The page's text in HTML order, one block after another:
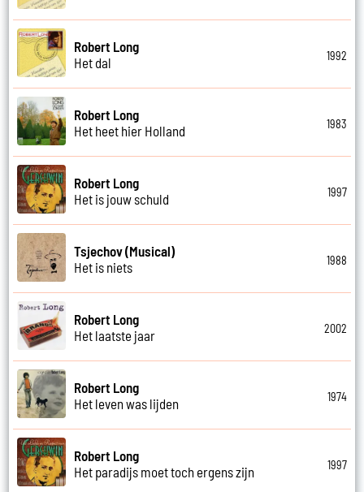
Robert Long
Het dal
1992
Robert Long
Het heet hier Holland
1983
Robert Long
Het is jouw schuld
1997
Tsjechov (Musical)
Het is niets
1988
Robert Long
Het laatste jaar
2002
Robert Long
Het leven was lijden
1974
Robert Long
Het paradijs moet toch ergens zijn
1997